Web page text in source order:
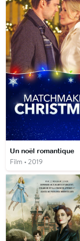
Un noël romantique
Film • 2019